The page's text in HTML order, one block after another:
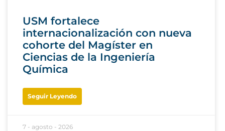
USM fortalece
internacionalización con nueva
cohorte del Magíster en
Ciencias de la Ingeniería
Química
Seguir Leyendo
7 - agosto - 2026